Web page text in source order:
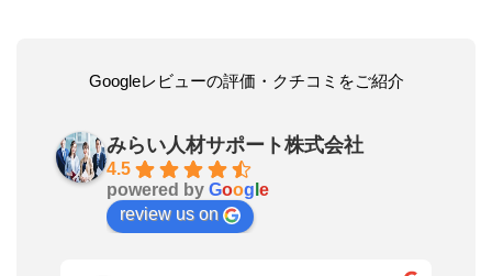
Googleレビューの評価・クチコミをご紹介
みらい人材サポート株式会社
4.5
powered by Goog e
review us on